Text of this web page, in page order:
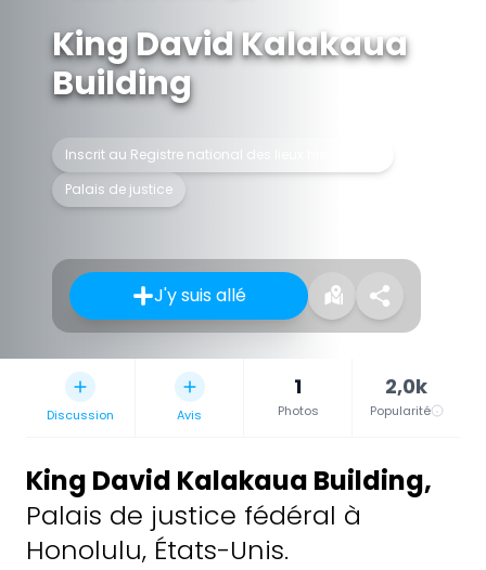
King David Kalakaua
Building
Inscrit au Registre national des lieux historiques
Palais de justice
J'y suis allé
Discussion Avis
1
Photos
2,0k
Popularité
King David Kalakaua Building,
Palais de justice fédéral à
Honolulu, États-Unis.